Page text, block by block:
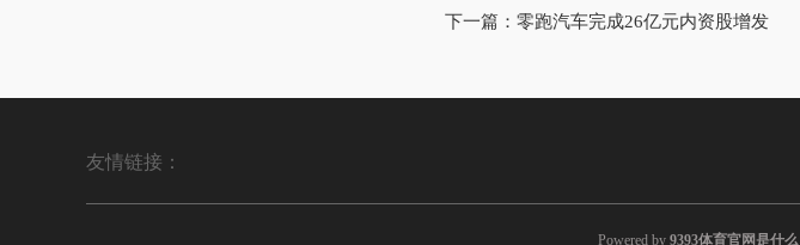
下一篇： 零跑汽车完成26亿元内资股增发
友情链接：
Powered by 9393体育官网是什么